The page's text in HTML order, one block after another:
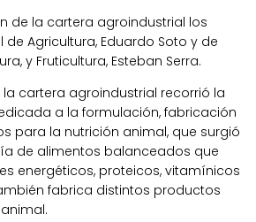
de la cartera agroindustrial los
Agricultura, Eduardo Soto y de
y Fruticultura, Esteban Serra.
la cartera agroindustrial recorrió la
a la formulación, fabricación
para la nutrición animal, que surgió
de alimentos balanceados que
energéticos, proteicos, vitamínicos
fabrica distintos productos